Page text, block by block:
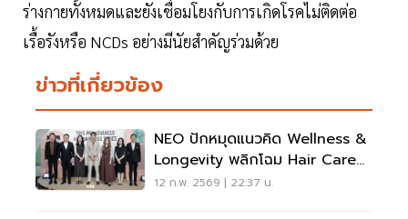
ร่างกายทั้งหมดและยังเชื่อมโยงกับการเกิดโรคไม่ติดต่อ
เรื้อรังหรือ NCDs อย่างมีนัยสำคัญร่วมด้วย
ข่าวที่เกี่ยวข้อง
NEO ปักหมุดแนวคิด Wellness &
Longevity พลิกโฉม Hair Care
ไทย
12 ก.พ. 2569 | 22:37 น.